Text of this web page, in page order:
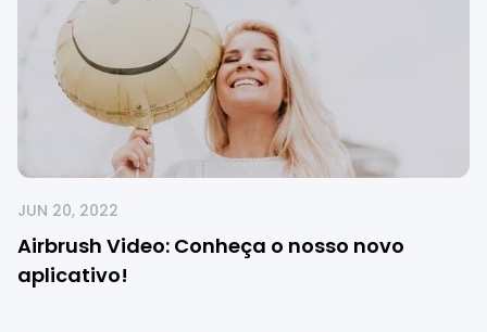
JUN 20, 2022
Airbrush Video: Conheça o nosso novo
aplicativo!